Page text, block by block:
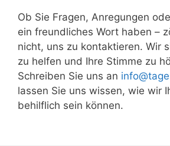
Ob Sie Fragen, Anregungen
ein freundliches Wort haben –
nicht, uns zu kontaktieren. Wir
zu helfen und Ihre Stimme zu
Schreiben Sie uns an
lassen Sie uns wissen, wie wir
behilflich sein können.